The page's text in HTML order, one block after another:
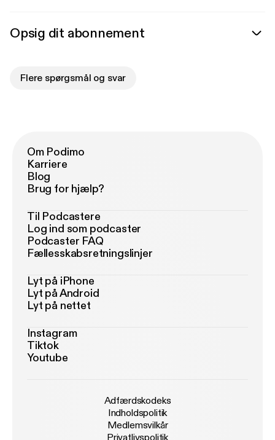
Opsig dit abonnement
Flere spørgsmål og svar
Om Podimo
Karriere
Blog
Brug for hjælp?
Til Podcastere
Log ind som podcaster
Podcaster FAQ
Fællesskabsretningslinjer
Lyt på iPhone
Lyt på Android
Lyt på nettet
Instagram
Tiktok
Youtube
Adfærdskodeks
Indholdspolitik
Medlemsvilkår
Privatlivspolitik